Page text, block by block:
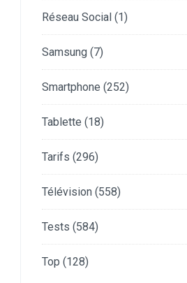
Réseau Social (1)
Samsung (7)
Smartphone (252)
Tablette (18)
Tarifs (296)
Télévision (558)
Tests (584)
Top (128)